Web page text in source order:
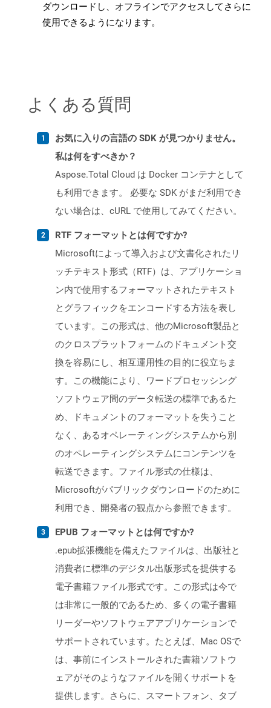
ダウンロードし、オフラインでアクセスしてさらに
使用できるようになります。
よくある質問
お気に入りの言語の SDK が見つかりません。
私は何をすべきか？
Aspose.Total Cloud は Docker コンテナとして
も利用できます。 必要な SDK がまだ利用でき
ない場合は、cURL で使用してみてください。
RTF フォーマットとは何ですか?
Microsoftによって導入および文書化されたリ
ッチテキスト形式（RTF）は、アプリケーショ
ン内で使用するフォーマットされたテキスト
とグラフィックをエンコードする方法を表し
ています。この形式は、他のMicrosoft製品と
のクロスプラットフォームのドキュメント交
換を容易にし、相互運用性の目的に役立ちま
す。この機能により、ワードプロセッシング
ソフトウェア間のデータ転送の標準であるた
め、ドキュメントのフォーマットを失うこと
なく、あるオペレーティングシステムから別
のオペレーティングシステムにコンテンツを
転送できます。ファイル形式の仕様は、
Microsoftがパブリックダウンロードのために
利用でき、開発者の観点から参照できます。
EPUB フォーマットとは何ですか?
.epub拡張機能を備えたファイルは、出版社と
消費者に標準のデジタル出版形式を提供する
電子書籍ファイル形式です。この形式は今で
は非常に一般的であるため、多くの電子書籍
リーダーやソフトウェアアプリケーションで
サポートされています。たとえば、Mac OSで
は、事前にインストールされた書籍ソフトウ
ェアがそのようなファイルを開くサポートを
提供します。さらに、スマートフォン、タブ